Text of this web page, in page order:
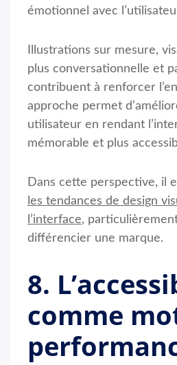
émotionnel avec
Illustrations sur mesure,
plus conversationnelle et
contribuent à renforcer
approche permet
utilisateur en rendant
mémorable et plus
Dans cette perspective, il
les tendances de design
l’interface,
différencier une marque.
8.
comme